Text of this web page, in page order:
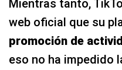
Mientras tanto,
web oficial que su
promoción de
eso no ha impedido